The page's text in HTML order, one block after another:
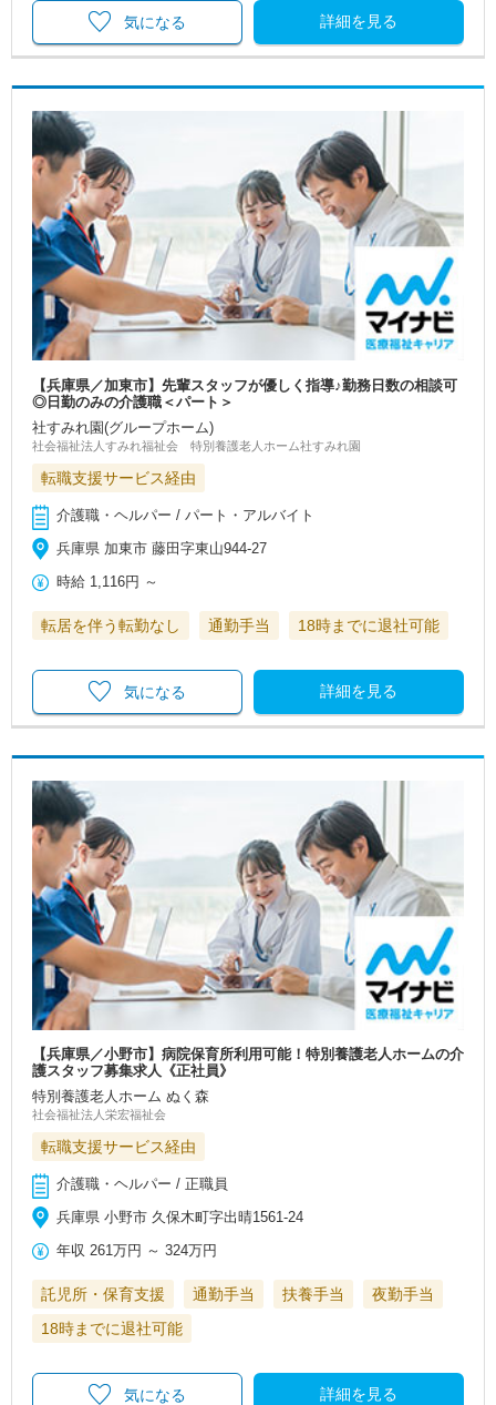
詳細を見る
気になる
【兵庫県／加東市】先輩スタッフが優しく指導♪勤務日数の相談可
◎日勤のみの介護職＜パート＞
社すみれ園(グループホーム)
社会福祉法人すみれ福祉会 特別養護老人ホーム社すみれ園
転職支援サービス経由
介護職・ヘルパー / パート・アルバイト
兵庫県 加東市 藤田字東山944-27
時給 1,116円 ～
転居を伴う転勤なし 通勤手当 18時までに退社可能
詳細を見る
気になる
【兵庫県／小野市】病院保育所利用可能！特別養護老人ホームの介
護スタッフ募集求人《正社員》
特別養護老人ホーム ぬく森
社会福祉法人栄宏福祉会
転職支援サービス経由
介護職・ヘルパー / 正職員
兵庫県 小野市 久保木町字出晴1561-24
年収 261万円 ～324万円
託児所・保育支援 通勤手当 扶養手当
夜勤手当
18時までに退社可能
詳細を見る
気になる